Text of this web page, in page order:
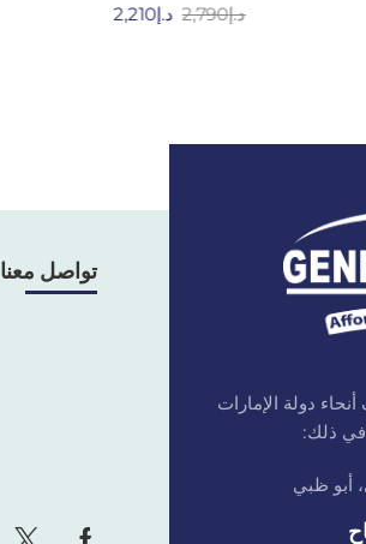
د.إ2,790 د.إ2,210
دولة الإمارات
في ذلك:
أبو ظبي
تواصل معنا